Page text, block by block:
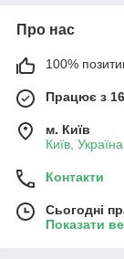
Про нас
100%
Працює з
м. Київ
Київ, Україна
Контакти
Сьогодні
Показати